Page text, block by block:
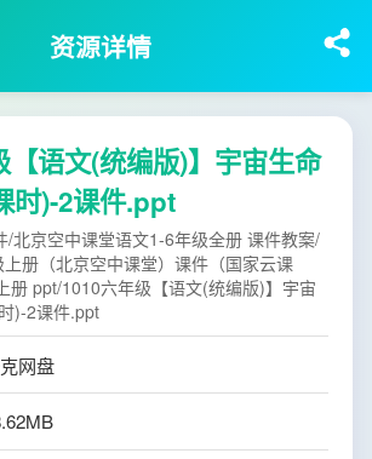
资源详情
【语文(统编版)】宇宙生命
时)-2课件.ppt
/北京空中课堂语文1-6年级全册 课件教案/
册（北京空中课堂）课件（国家云课
册 ppt/1010六年级【语文(统编版)】宇宙
)-2课件.ppt
网盘